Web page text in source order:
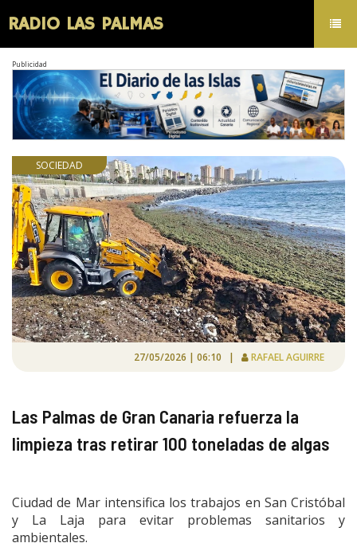
RADIO LAS PALMAS
Publicidad
SOCIEDAD
27/05/2026 | 06:10 | RAFAEL AGUIRRE
Las Palmas de Gran Canaria refuerza la
limpieza tras retirar 100 toneladas de algas
Ciudad de Mar intensifica los trabajos en San Cristóbal
y La Laja para evitar problemas sanitarios y
ambientales.